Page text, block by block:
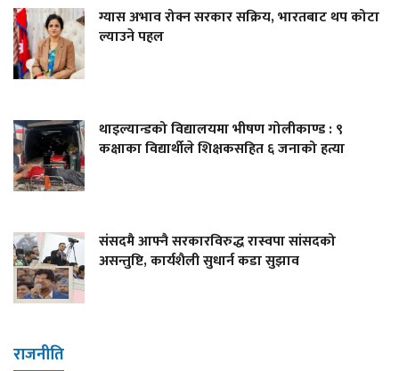
ग्यास अभाव रोक्न सरकार सक्रिय, भारतबाट थप कोटा
ल्याउने पहल
थाइल्यान्डको विद्यालयमा भीषण गोलीकाण्ड : ९
कक्षाका विद्यार्थीले शिक्षकसहित ६ जनाको हत्या
संसदमै आफ्नै सरकारविरुद्ध रास्वपा सांसदको
असन्तुष्टि, कार्यशैली सुधार्न कडा सुझाव
राजनीति